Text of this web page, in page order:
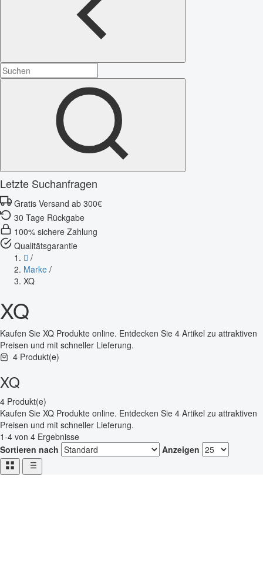
Letzte Suchanfragen
Gratis Versand ab 300€
30 Tage Rückgabe
100% sichere Zahlung
Qualitätsgarantie
/
Marke /
XQ
XQ
Kaufen Sie XQ Produkte online. Entdecken Sie 4 Artikel zu attraktiven
Preisen und mit schneller Lieferung.
4 Produkt(e)
XQ
4 Produkt(e)
Kaufen Sie XQ Produkte online. Entdecken Sie 4 Artikel zu attraktiven
Preisen und mit schneller Lieferung.
1-4 von 4 Ergebnisse
Sortieren nach
Anzeigen